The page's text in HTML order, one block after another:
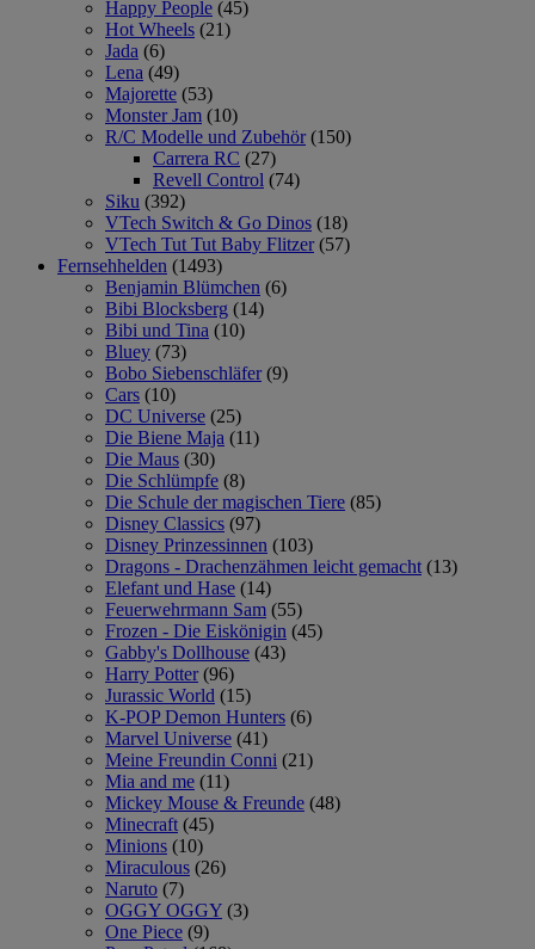
Happy People (45)
Hot Wheels (21)
Jada (6)
Lena (49)
Majorette (53)
Monster Jam (10)
R/C Modelle und Zubehör (150)
Carrera RC (27)
Revell Control (74)
Siku (392)
VTech Switch & Go Dinos (18)
VTech Tut Tut Baby Flitzer (57)
Fernsehhelden (1493)
Benjamin Blümchen (6)
Bibi Blocksberg (14)
Bibi und Tina (10)
Bluey (73)
Bobo Siebenschläfer (9)
Cars (10)
DC Universe (25)
Die Biene Maja (11)
Die Maus (30)
Die Schlümpfe (8)
Die Schule der magischen Tiere (85)
Disney Classics (97)
Disney Prinzessinnen (103)
Dragons - Drachenzähmen leicht gemacht (13)
Elefant und Hase (14)
Feuerwehrmann Sam (55)
Frozen - Die Eiskönigin (45)
Gabby's Dollhouse (43)
Harry Potter (96)
Jurassic World (15)
K-POP Demon Hunters (6)
Marvel Universe (41)
Meine Freundin Conni (21)
Mia and me (11)
Mickey Mouse & Freunde (48)
Minecraft (45)
Minions (10)
Miraculous (26)
Naruto (7)
OGGY OGGY (3)
One Piece (9)